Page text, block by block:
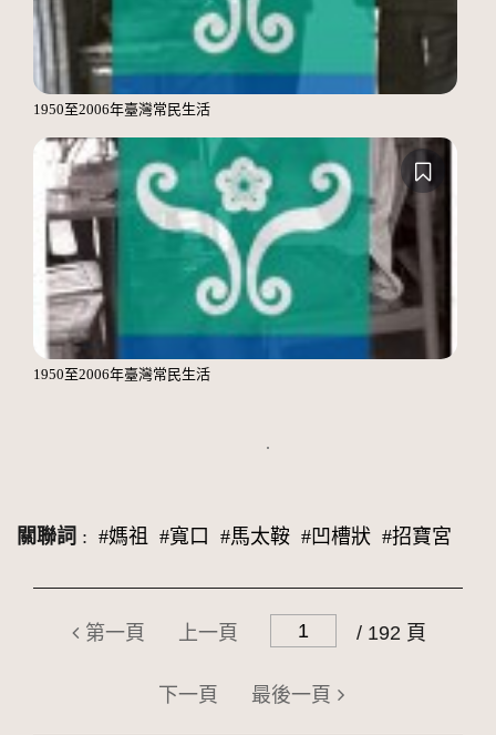
1950至2006年臺灣常民生活
1950至2006年臺灣常民生活
關聯詞 : #媽祖 #寬口 #馬太鞍 #凹槽狀 #招寶宮
第一頁 上一頁 / 192 頁
下一頁 最後一頁